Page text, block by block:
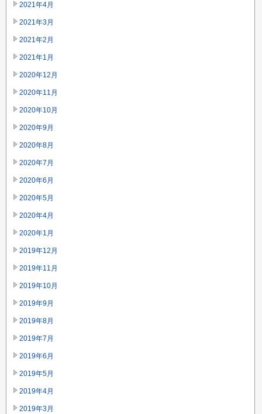
2021年4月
2021年3月
2021年2月
2021年1月
2020年12月
2020年11月
2020年10月
2020年9月
2020年8月
2020年7月
2020年6月
2020年5月
2020年4月
2020年1月
2019年12月
2019年11月
2019年10月
2019年9月
2019年8月
2019年7月
2019年6月
2019年5月
2019年4月
2019年3月